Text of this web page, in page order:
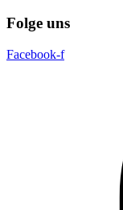
Folge uns
Facebook-f